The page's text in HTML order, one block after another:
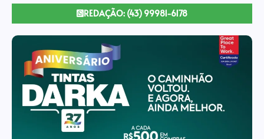
REDAÇÃO: (43) 99981-6178